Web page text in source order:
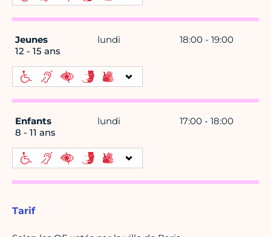
Jeunes
12 - 15 ans
lundi 18:00 - 19:00
Enfants
8 - 11 ans
lundi 17:00 - 18:00
Tarif